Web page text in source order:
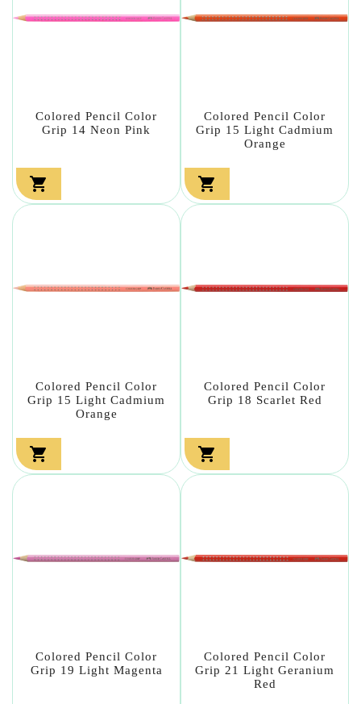
Colored Pencil Color
Grip 14 Neon Pink

Colored Pencil Color
Grip 15 Light Cadmium
Orange

Colored Pencil Color
Grip 15 Light Cadmium
Orange

Colored Pencil Color
Grip 18 Scarlet Red

Colored Pencil Color
Grip 19 Light Magenta
Colored Pencil Color
Grip 21 Light Geranium
Red